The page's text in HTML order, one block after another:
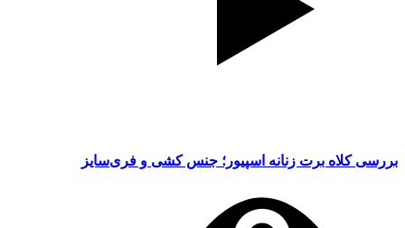
بررسی کلاه برت زنانه اسپیور؛ جنس کشی و فری‌سایز